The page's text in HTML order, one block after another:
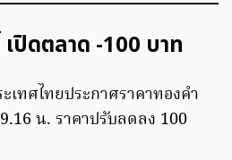
เปิดตลาด -100 บาท
ทศไทยประกาศราคาทองคำ
น. ราคาปรับลดลง 100